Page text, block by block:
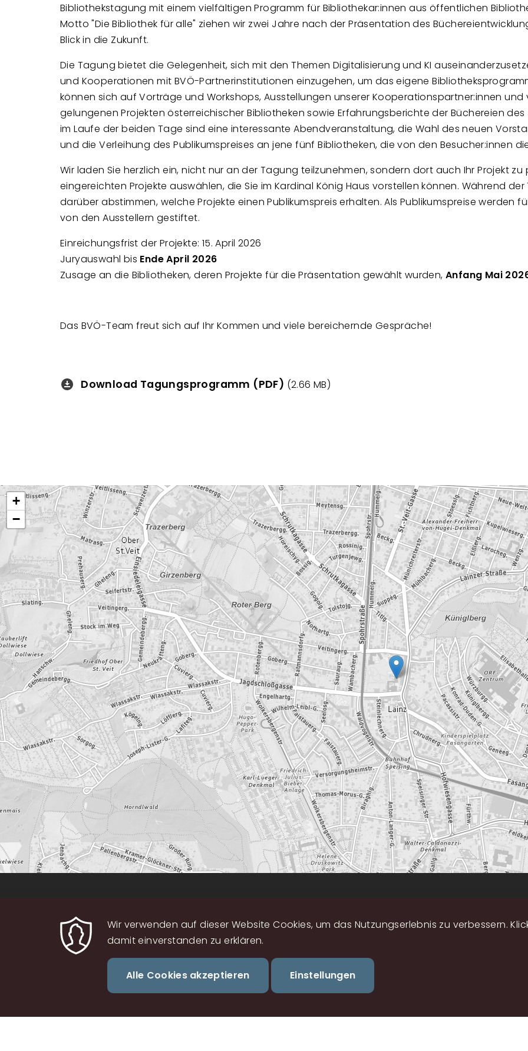
Bibliothekstagung mit einem vielfältigen Programm für Bibliothekar:innen aus öffentlichen
Motto "Die Bibliothek für alle" ziehen wir zwei Jahre nach der Präsentation des
Blick in die Zukunft.
Die Tagung bietet die Gelegenheit, sich mit den Themen Digitalisierung und KI
und Kooperationen mit BVÖ-Partnerinstitutionen einzugehen, um das eigene
können sich auf Vorträge und Workshops, Ausstellungen unserer Kooperationspartner:innen und
gelungenen Projekten österreichischer Bibliotheken sowie Erfahrungsberichte der Büchereien
im Laufe der beiden Tage sind eine interessante Abendveranstaltung, die Wahl des neuen
und die Verleihung des Publikumspreises an jene fünf Bibliotheken, die von den Besucher:innen
Wir laden Sie herzlich ein, nicht nur an der Tagung teilzunehmen, sondern dort auch Ihr Projekt
eingereichten Projekte auswählen, die Sie im Kardinal König Haus vorstellen können. Während
darüber abstimmen, welche Projekte einen Publikumspreis erhalten.Als Publikumspreise werden
von den Ausstellern gestiftet.
Einreichungsfrist der Projekte: 15. April 2026
Juryauswahl bis Ende April 2026
Zusage an die Bibliotheken, deren Projekte für die Präsentation gewählt wurden, Anfang Mai
Das BVÖ-Team freut sich auf Ihr Kommen und viele bereichernde Gespräche!
Downloads
Download Tagungsprogramm (PDF) (2.66 MB)
+
−
Mohsgasse 1/2.2
1030 Wien
bvoe@bvoe.at
Fußzeilenmenü
Wir verwenden auf dieser Website Cookies, um das Nutzungserlebnis zu verbessern.
damit einverstanden zu erklären.
Alle Cookies akzeptieren
Zustimmung
zurückziehen
Einstellungen